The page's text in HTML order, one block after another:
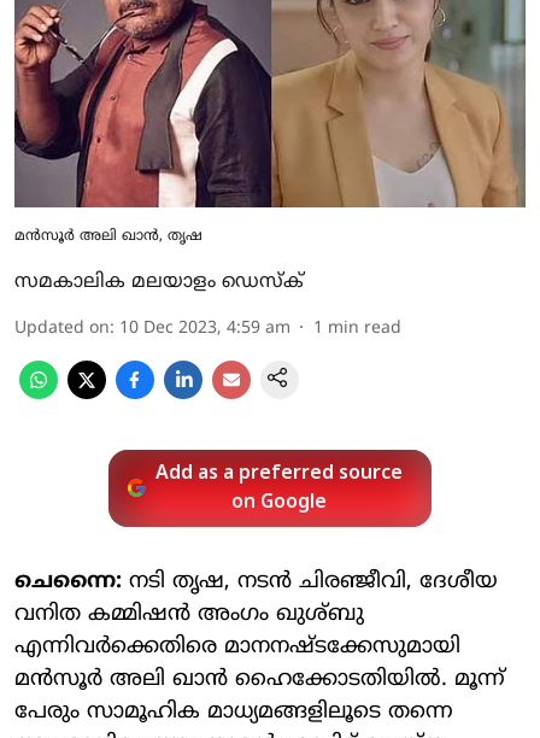
മൻസൂർ അലി ഖാൻ, തൃഷ
സമകാലിക മലയാളം ഡെസ്ക്
Updated on: 10 Dec 2023, 4:59 am 1 min read
Add as a preferred source
on Google
ചെന്നൈ: നടി തൃഷ, നടൻ ചിരഞ്ജീവി, ദേശീയ
വനിത കമ്മിഷൻ അം​ഗം ഖുശ്ബു
എന്നിവർക്കെതിരെ മാനനഷ്‌ടക്കേസുമായി
മൻസൂർ അലി ഖാൻ ഹൈക്കോടതിയിൽ. മൂന്ന്
പേരും സാമൂഹിക മാധ്യമങ്ങളിലൂടെ തന്നെ